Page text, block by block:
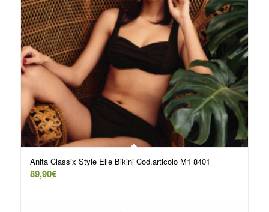
Anita Classix Style Elle Bikini Cod.articolo M1 8401
89,90€